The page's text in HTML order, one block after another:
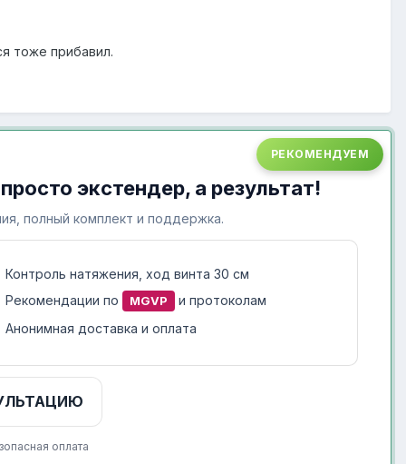
тоже прибавил.
РЕКОМЕНДУЕМ
экстендер, а результат!
полный комплект и поддержка.
Контроль натяжения, ход винта 30 см
Рекомендации по MGVP
и протоколам
Анонимная доставка и оплата
оплата